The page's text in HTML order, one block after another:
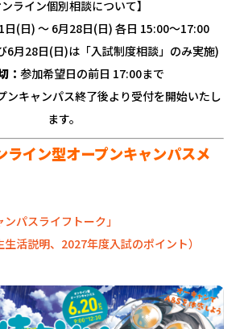
ンライン個別相談について】
日(日) ～ 6月28日(日) 各日 15:00～17:00
6月28日(日)は「入試制度相談」のみ実施)
： 参加希望日の前日 17:00まで
ンキャンパス終了後より受付を開始いたし
ます。
イン型オープンキャンパスメ
パスライフトーク」
活説明、2027年度入試のポイント）